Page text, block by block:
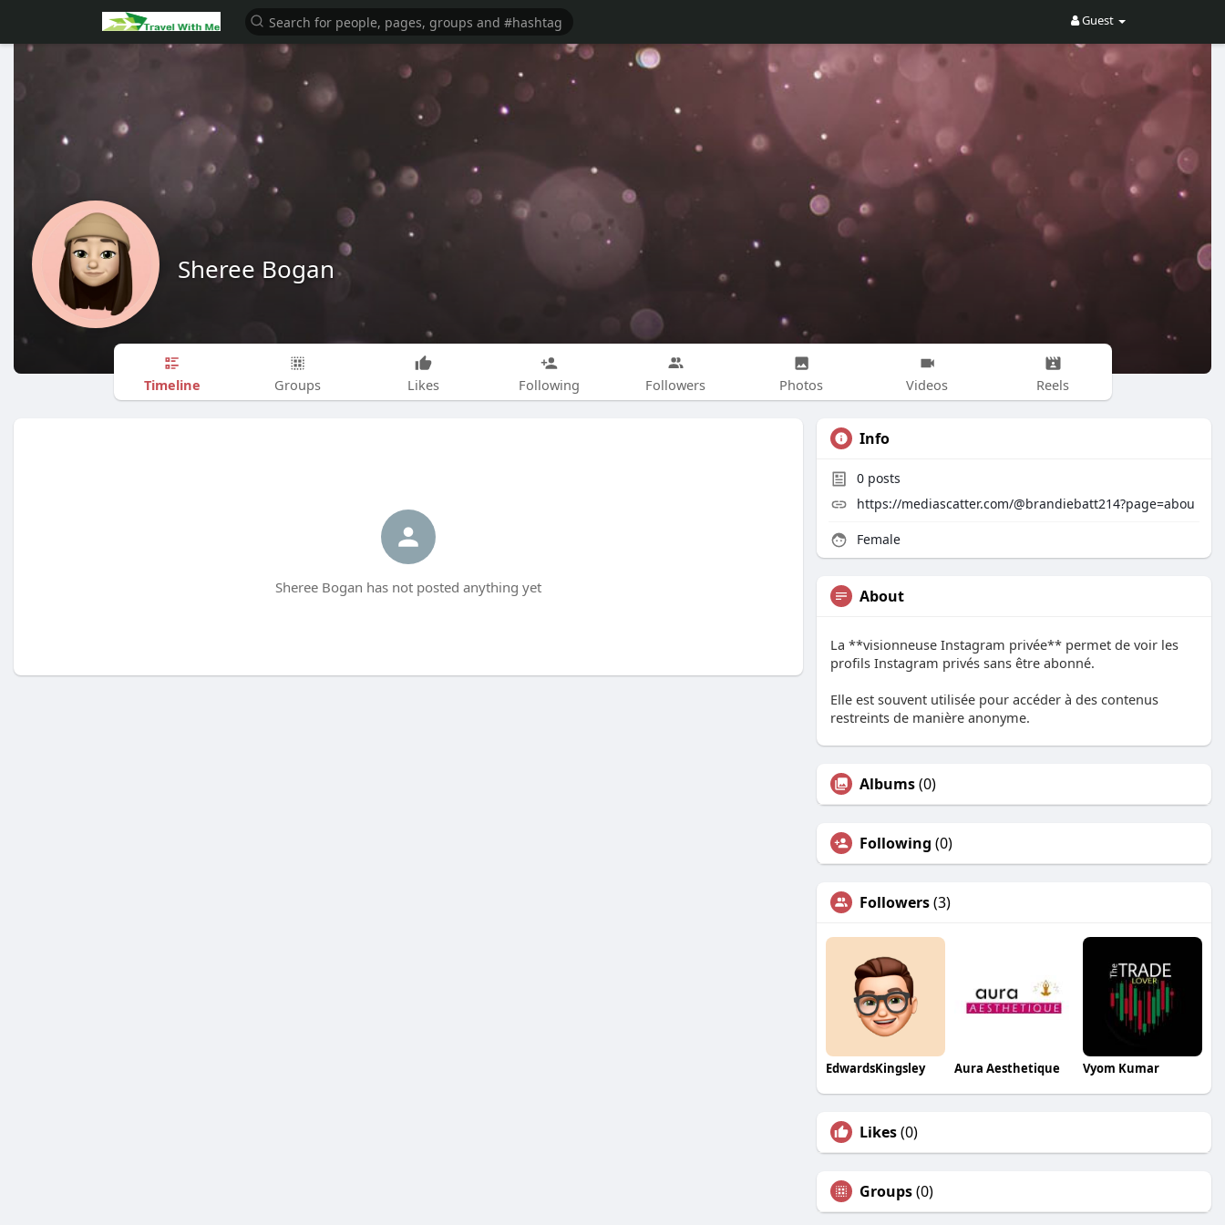
Guest
Sheree Bogan
Timeline Groups Likes Following Followers Photos Videos Reels
Sheree Bogan has not posted anything yet
Info
0 posts
https://mediascatter.com/@brandiebatt214?page=abou
Female
About
La **visionneuse Instagram privée** permet de voir les
profils Instagram privés sans être abonné.
Elle est souvent utilisée pour accéder à des contenus
restreints de manière anonyme.
Albums(0)
Following (0)
Followers(3)
EdwardsKingsley Aura Aesthetique Vyom Kumar
Likes(0)
Groups(0)